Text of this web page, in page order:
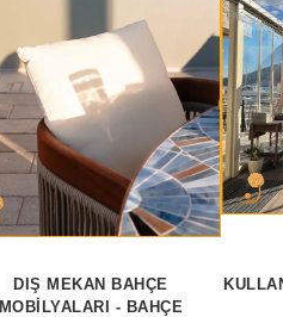
DIŞ MEKAN BAHÇE
MOBILYALARI - BAHÇE